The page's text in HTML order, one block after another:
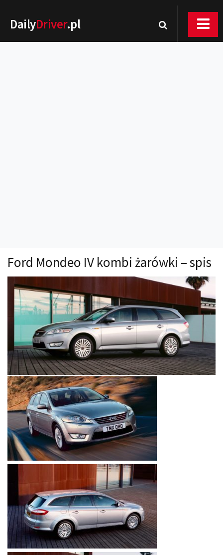
DailyDriver.pl
Technika jazdy
Oświetlenie
Kalkulatory
Przelicznik mocy
Auto z niemiec
Galerie
Ford Mondeo IV kombi żarówki – spis